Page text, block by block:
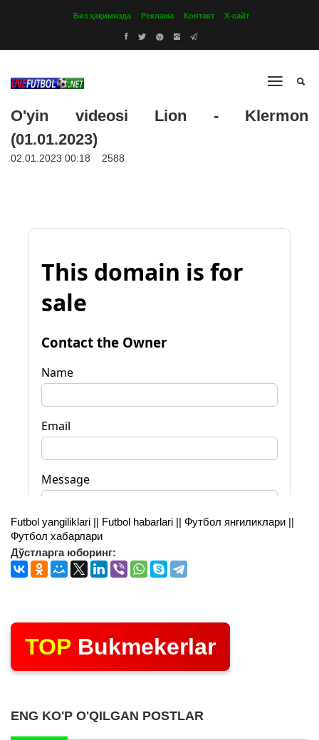
Биз ҳақимизда Реклама Контакт Х-сайт
O'yin videosi Lion - Klermon
(01.01.2023)
02.01.2023 00:18 2588
Futbol yangiliklari || Futbol habarlari || Футбол янгиликлари ||
Футбол хабарлари
Дўстларга юборинг:
TOP Bukmekerlar
ENG KO'P O'QILGAN POSTLAR